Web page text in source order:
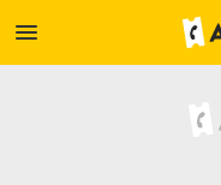
menu